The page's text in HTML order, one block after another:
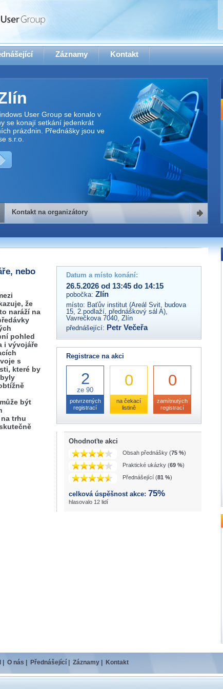
Záznamy Kontakt
User Group se konalo v
se konají setkání jedenkrát
prázdnin. Přednášky jsou ve
s.r.o.
organizátory
na organizátory této akce,
na e-mailu:
Kontakt na organizátory
nebo
že
naráží na
pohled
i vývojáře
s
které by
být
trhu
Datum a místo konání:
26.5.2026 od 13:45 do 14:15
pobočka: Zlín
místo: Baťův institut (Areál Svit, budova
15, 2.podlaží, přednáškový sál A),
Vavrečkova 7040, Zlín
přednášející: Petr Večeřa
Registrace na akci
2
ze 90
potvrzených
registrací
0
na čekací
listině
0
zamítnutých
registrací
Ohodnoťte akci
Obsah přednášky (75 %)
Praktické ukázky (69 %)
Přednášející (81 %)
celková úspěšnost akce: 75%
hlasovalo 12 lidí
O nás Přednášející Záznamy Kontakt